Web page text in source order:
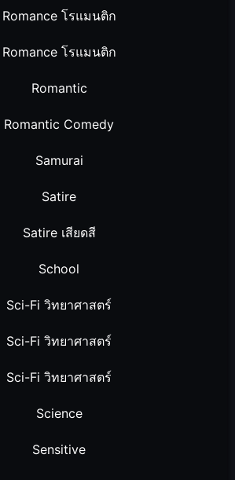
Romance โรแมนติก
Romance โรแมนติก
Romantic
Romantic Comedy
Samurai
Satire
Satire เสียดสี
School
Sci-Fi วิทยาศาสตร์
Sci-Fi วิทยาศาสตร์
Sci-Fi วิทยาศาสตร์
Science
Sensitive